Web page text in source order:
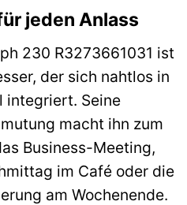
jeden Anlass
230 R3273661031 ist
der sich nahtlos in
integriert. Seine
macht ihn zum
Business-Meeting,
im Café oder die
am Wochenende.